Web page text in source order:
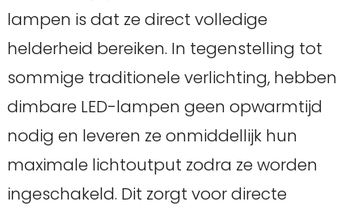
lampen is dat ze direct volledige
helderheid bereiken. In tegenstelling tot
sommige traditionele verlichting, hebben
dimbare LED-lampen geen opwarmtijd
nodig en leveren ze onmiddellijk hun
maximale lichtoutput zodra ze worden
ingeschakeld. Dit zorgt voor directe